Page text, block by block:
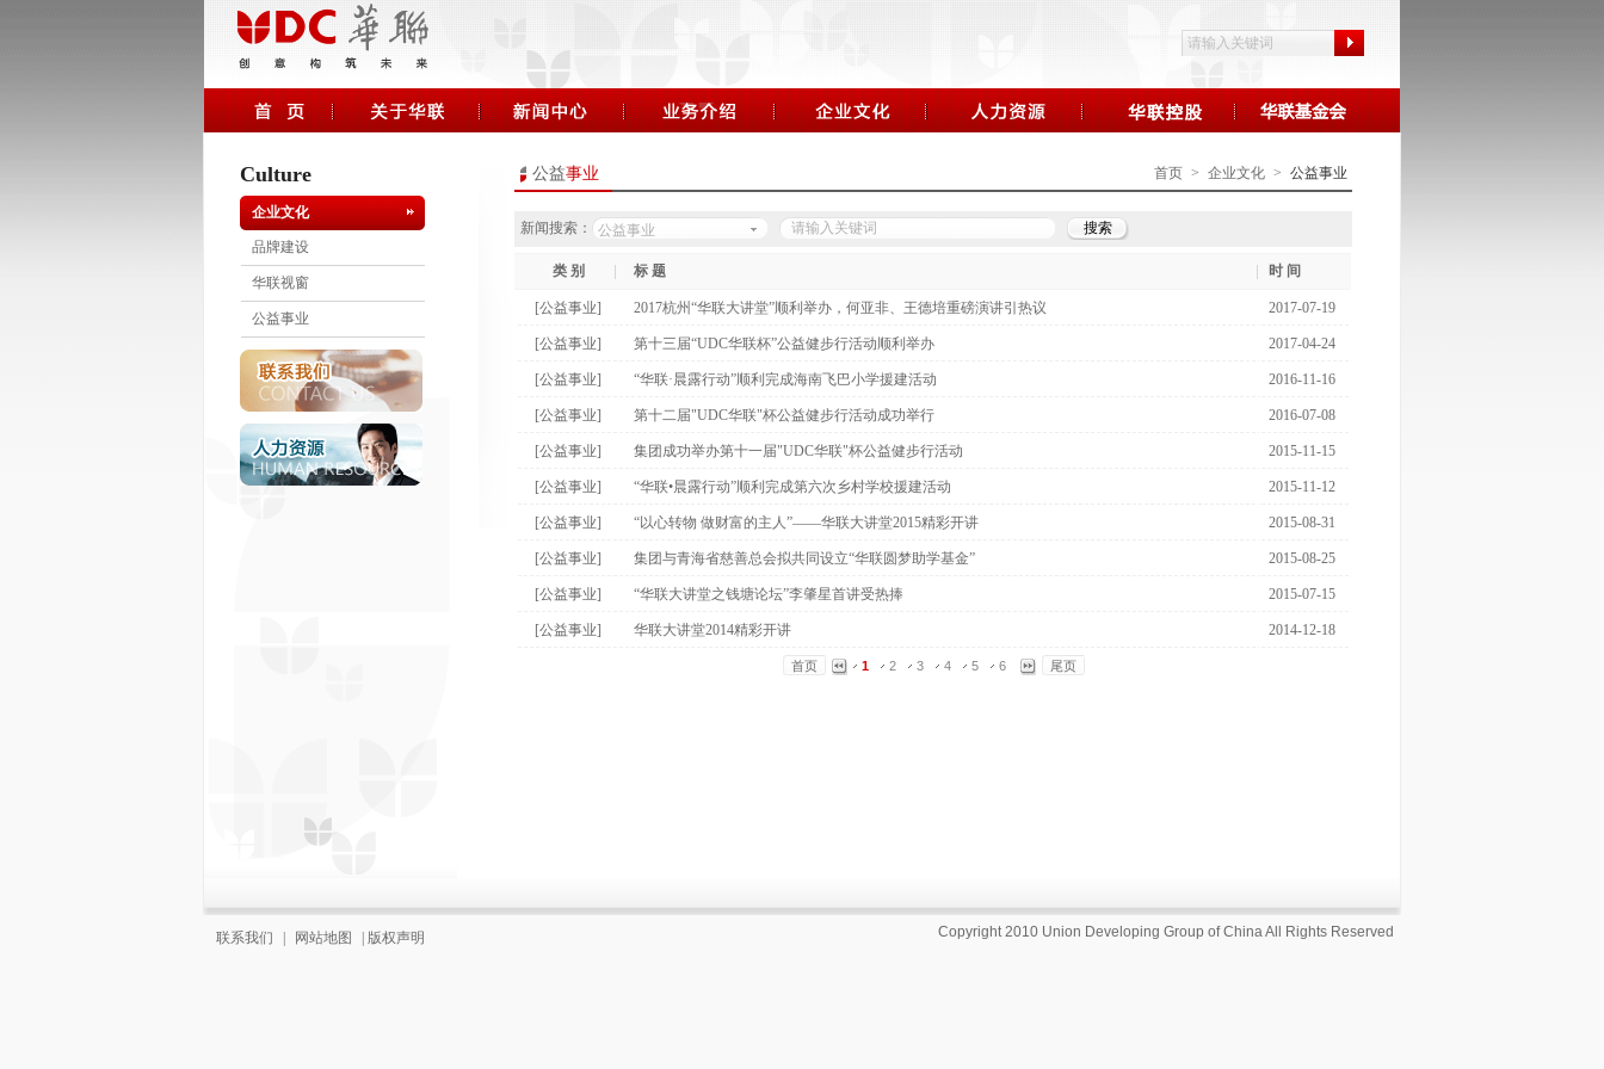
Culture
企业文化
品牌建设
华联视窗
公益事业
公益事业 首页 > 企业文化 > 公益事业
新闻搜索： 公益事业
类 别 标 题 时 间
[公益事业] 2017杭州“华联大讲堂”顺利举办，何亚非、王德培重磅演讲引热议 2017-07-19
[公益事业] 第十三届“UDC华联杯”公益健步行活动顺利举办 2017-04-24
[公益事业] “华联·晨露行动”顺利完成海南飞巴小学援建活动 2016-11-16
[公益事业] 第十二届"UDC华联"杯公益健步行活动成功举行 2016-07-08
[公益事业] 集团成功举办第十一届"UDC华联"杯公益健步行活动 2015-11-15
[公益事业] “华联•晨露行动”顺利完成第六次乡村学校援建活动 2015-11-12
[公益事业] “以心转物 做财富的主人”——华联大讲堂2015精彩开讲 2015-08-31
[公益事业] 集团与青海省慈善总会拟共同设立“华联圆梦助学基金” 2015-08-25
[公益事业] “华联大讲堂之钱塘论坛”李肇星首讲受热捧 2015-07-15
[公益事业] 华联大讲堂2014精彩开讲 2014-12-18
首页 1 2 3 4 5 6 尾页
联系我们 网站地图 版权声明 Copyright 2010 Union Developing Group of China All Rights Reserved